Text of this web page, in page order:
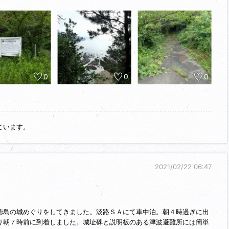
す。上の駐車場まで徒歩で行きましたが、駐車場横にも城跡碑、説
。遺構らしきものは、それくらいでしょうか。
攻城先＝海部城&陣屋に向かいます。
0 0 0
ます。
2021/02/22 06:47
の城めぐりをしてきました。淡路ＳＡにて車中泊。朝４時過ぎに出
７時前に到着しました。城址碑と説明板のある津波避難所には簡単